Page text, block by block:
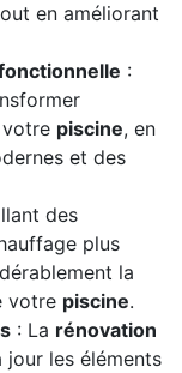
en améliorant
:
piscine, en
et des
des
plus
la
votre piscine.
: La rénovation
les éléments